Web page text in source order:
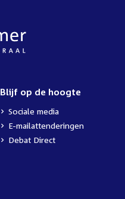
Blijf op de hoogte
Sociale media
E-mailattenderingen
Debat Direct